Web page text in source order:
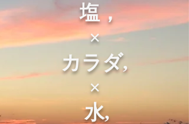
塩，
​×
カラダ,
×
水,